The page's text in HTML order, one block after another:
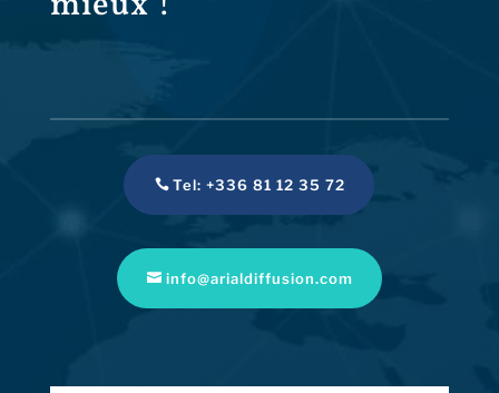
Tel: +336 81 12 35 72
info@arialdiffusion.com